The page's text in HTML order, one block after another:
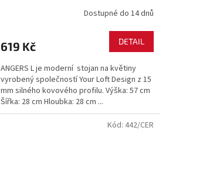
Dostupné do 14 dnů
619 Kč DETAIL
ANGERS L je moderní stojan na květiny
vyrobený společností Your Loft Design z 15
mm silného kovového profilu. Výška: 57 cm
Šířka: 28 cm Hloubka: 28 cm ...
Kód: 442/CER